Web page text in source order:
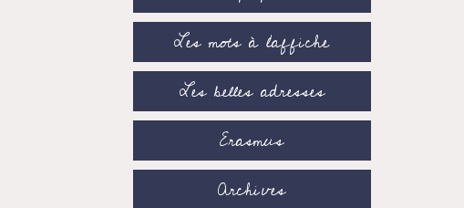
Les mots à l’affiche
Les belles adresses
Erasmus
Archives